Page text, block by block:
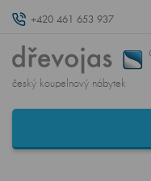
+420 461 653 937
český koupelnový nábytek